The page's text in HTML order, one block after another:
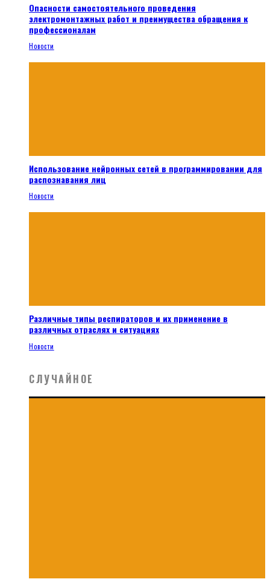
Опасности самостоятельного проведения
электромонтажных работ и преимущества обращения к
профессионалам
Новости
Использование нейронных сетей в программировании для
распознавания лиц
Новости
Различные типы респираторов и их применение в
различных отраслях и ситуациях
Новости
СЛУЧАЙНОЕ